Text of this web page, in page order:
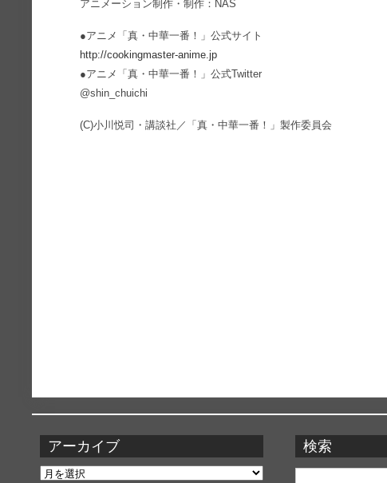
アニメーション制作・制作：NAS
●アニメ「真・中華一番！」公式サイト
http://cookingmaster-anime.jp
●アニメ「真・中華一番！」公式Twitter
@shin_chuichi
(C)小川悦司・講談社／「真・中華一番！」製作委員会
アーカイブ
ア
検索
検